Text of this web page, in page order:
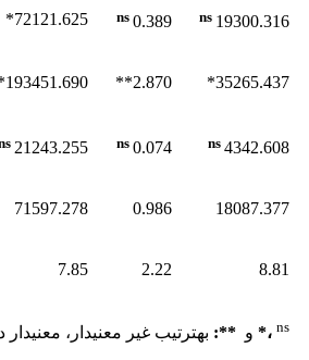
19300.316
0.389
72121.625*
35265.437*
2.870**
193451.690*
4342.608
0.074
21243.255
18087.377
0.986
71597.278
8.81
2.22
7.85
ns ،* و **
: به­ترتیب غیر معنی­دار،